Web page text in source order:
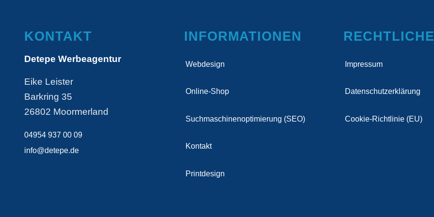
KONTAKT
Detepe Werbeagentur
Eike Leister
Barkring 35
26802 Moormerland
04954 937 00 09
info@detepe.de
INFORMATIONEN
Webdesign
Online-Shop
Suchmaschinenoptimierung (SEO)
Kontakt
Printdesign
Impressum
Datenschutzerklärung
Cookie-Richtlinie (EU)